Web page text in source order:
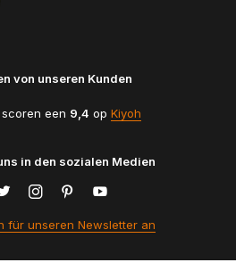
von unseren Kunden
een 9,4 op Kiyoh
in den sozialen Medien
für unseren Newsletter an